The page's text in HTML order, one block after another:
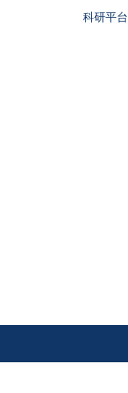
科研平台